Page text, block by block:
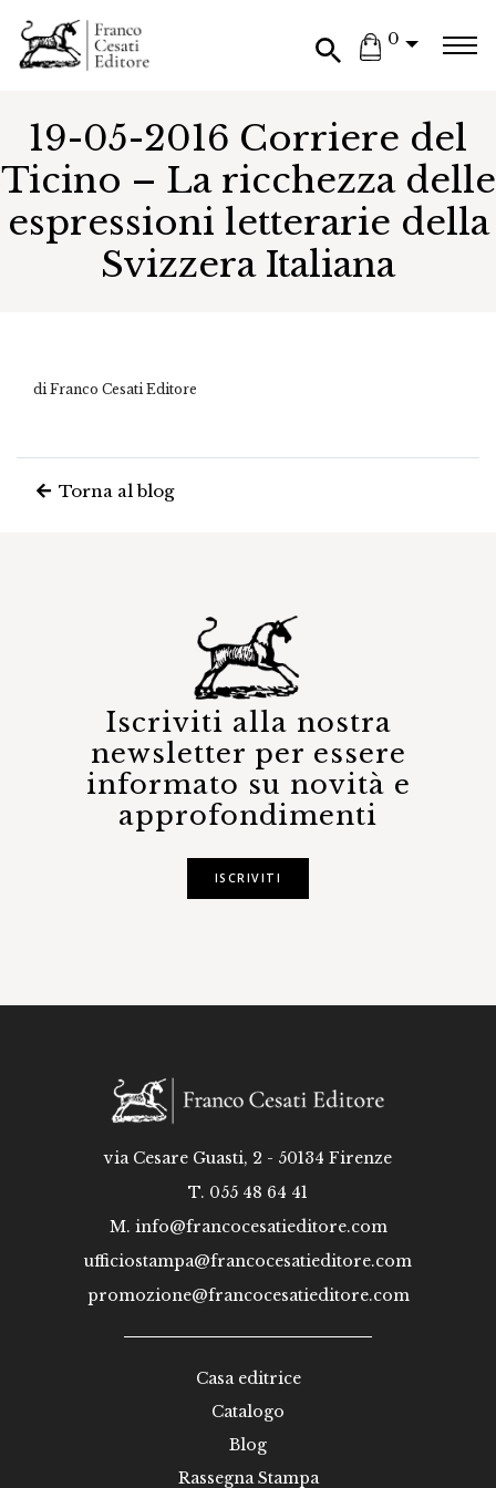
0
19-05-2016 Corriere del
Ticino – La ricchezza delle
espressioni letterarie della
Svizzera Italiana
di Franco Cesati Editore
Torna al blog
Iscriviti alla nostra
newsletter per essere
informato su novità e
approfondimenti
ISCRIVITI
via Cesare Guasti, 2 - 50134 Firenze
T. 055 48 64 41
M. info@francocesatieditore.com
ufficiostampa@francocesatieditore.com
promozione@francocesatieditore.com
Casa editrice
Catalogo
Blog
Rassegna Stampa